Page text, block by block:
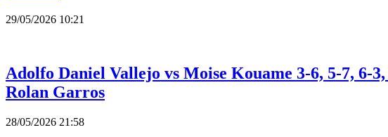
29/05/2026 10:21
Adolfo Daniel Vallejo vs Moise Kouame 3-6, 5-7, 6-
Rolan Garros
28/05/2026 21:58